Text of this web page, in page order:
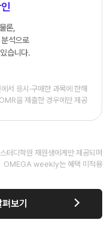
론,
석으로
습니다.
서 응시·구매한 과목에 한해
OMR을 제출한 경우에만 제공
터디학원 재원생에게만 제공되며
OMEGA weekly는 혜택 미적용
보기